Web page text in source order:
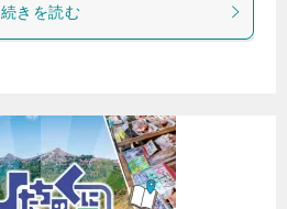
続きを読む